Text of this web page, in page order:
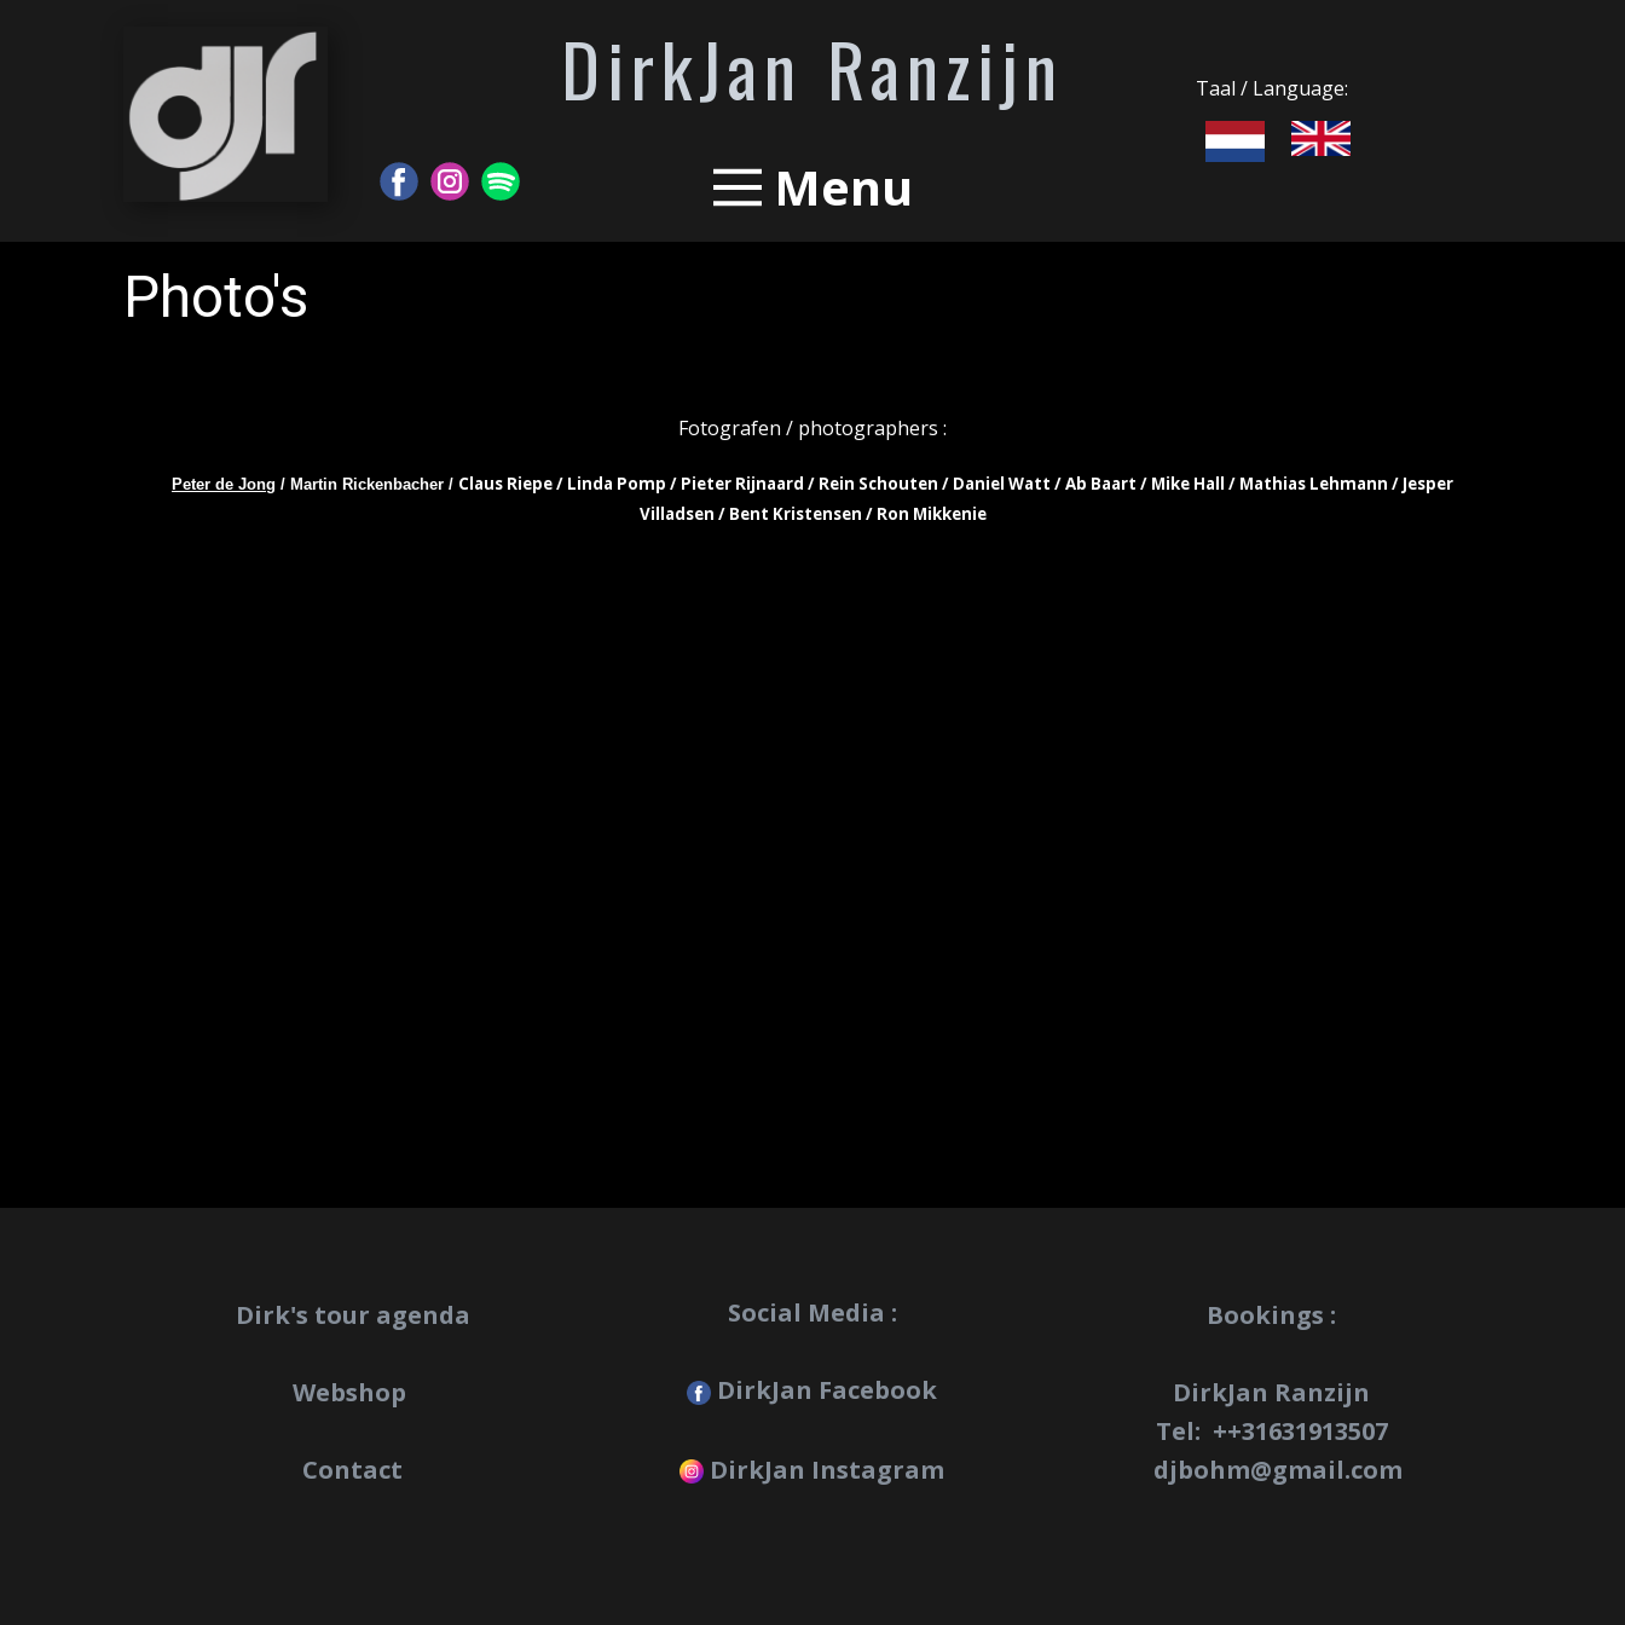
DirkJan Ranzijn Taal / Language:
Menu
Photo's
Fotografen / photographers :
Peter de Jong / Martin Rickenbacher / Claus Riepe / Linda Pomp / Pieter Rijnaard / Rein Schouten / Daniel Watt / Ab Baart / Mike Hall / Mathias Lehmann / Jesper
Villadsen / Bent Kristensen / Ron Mikkenie
Dirk's tour agenda
Webshop
Contact
Social Media :
DirkJan Facebook
DirkJan Instagram
Bookings :
DirkJan Ranzijn
Tel: ++31631913507
djbohm@gmail.com